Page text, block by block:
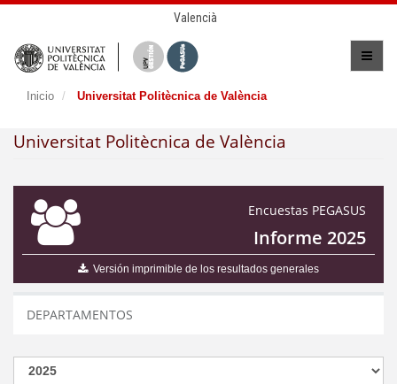
Valencià
Inicio Universitat Politècnica de València
Universitat Politècnica de València
Encuestas PEGASUS
Informe 2025
Versión imprimible de los resultados generales
DEPARTAMENTOS